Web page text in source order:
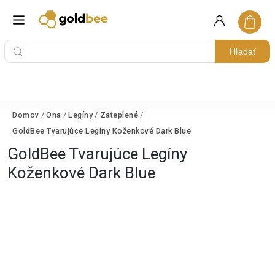
Hľadať
Domov / Ona / Legíny / Zateplené /
GoldBee Tvarujúce Legíny Koženkové Dark Blue
GoldBee Tvarujúce Legíny
Koženkové Dark Blue